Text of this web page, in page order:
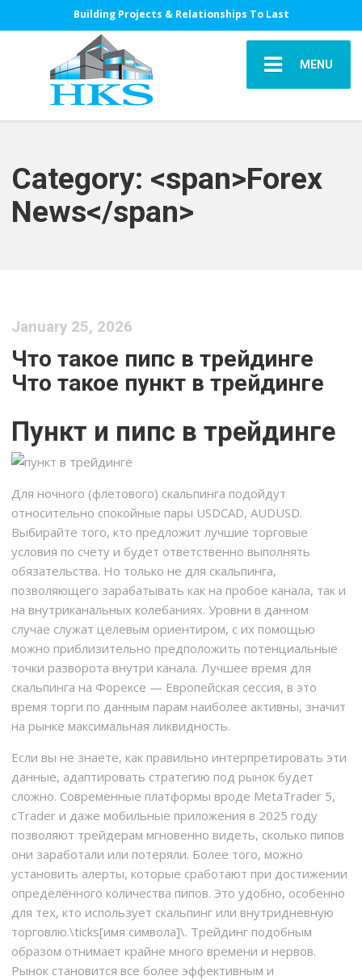
Building Projects & Relationships To Last
MENU
Category: <span>Forex
News</span>
January 25, 2026
Что такое пипс в трейдинге
Что такое пункт в трейдинге
Пункт и пипс в трейдинге
Для ночного (флетового) скальпинга подойдут
относительно спокойные пары USDCAD, AUDUSD.
Выбирайте того, кто предложит лучшие торговые
условия по счету и будет ответственно выполнять
обязательства. Но только не для скальпинга,
позволяющего зарабатывать как на пробое канала, так и
на внутриканальных колебаниях. Уровни в данном
случае служат целевым ориентиром, с их помощью
можно приблизительно предположить потенциальные
точки разворота внутри канала. Лучшее время для
скальпинга на Форексе — Европейская сессия, в это
время торги по данным парам наиболее активны, значит
на рынке максимальная ликвидность.
Если вы не знаете, как правильно интерпретировать эти
данные, адаптировать стратегию под рынок будет
сложно. Современные платформы вроде MetaTrader 5,
cTrader и даже мобильные приложения в 2025 году
позволяют трейдерам мгновенно видеть, сколько пипов
они заработали или потеряли. Более того, можно
установить алерты, которые сработают при достижении
определённого количества пипов. Это удобно, особенно
для тех, кто использует скальпинг или внутридневную
торговлю.\ticks[имя символа]\. Трейдинг подобным
образом отнимает крайне много времени и нервов.
Рынок становится все более эффективным и